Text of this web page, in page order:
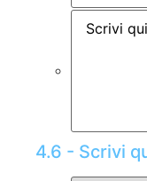
4.6 - Scrivi